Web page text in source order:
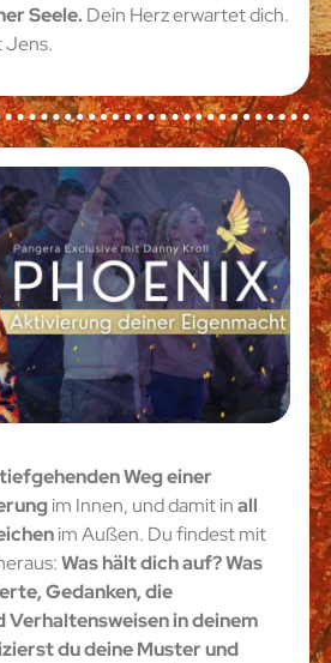
Seele.Dein Herz erwartet dich.
Jens.
tiefgehenden Weg einer
im Innen, und damit inall
im Außen. Du findest mit
Was hält dich auf? Was
Gedanken, die
Verhaltensweisen in deinem
du deine Muster und